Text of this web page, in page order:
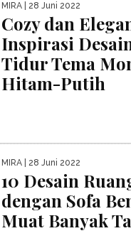
MIRA | 28 Juni 2022
Cozy dan
Inspirasi
Tidur Tema
Hitam-Putih
MIRA | 28 Juni 2022
10 Desain
dengan Sofa
Muat Banyak